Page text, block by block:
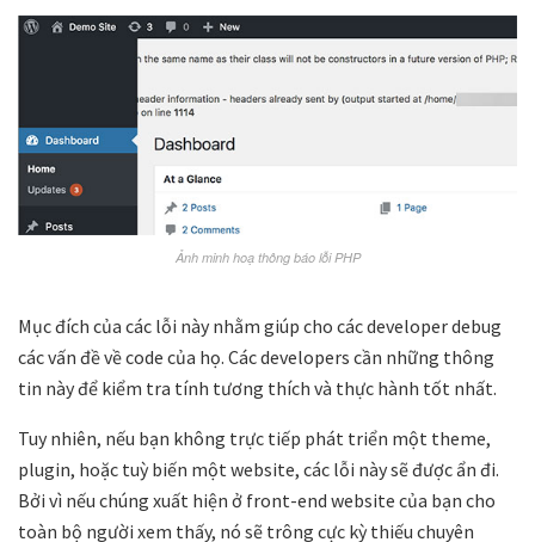
Ảnh minh hoạ thông báo lỗi PHP
Mục đích của các lỗi này nhằm giúp cho các developer debug
các vấn đề về code của họ. Các developers cần những thông
tin này để kiểm tra tính tương thích và thực hành tốt nhất.
Tuy nhiên, nếu bạn không trực tiếp phát triển một theme,
plugin, hoặc tuỳ biến một website, các lỗi này sẽ được ẩn đi.
Bởi vì nếu chúng xuất hiện ở front-end website của bạn cho
toàn bộ người xem thấy, nó sẽ trông cực kỳ thiếu chuyên